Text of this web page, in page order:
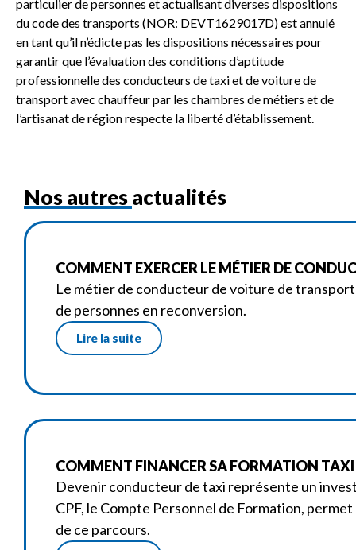
particulier de personnes et actualisant diverses dispositions
du code des transports (NOR: DEVT1629017D) est annulé
en tant qu’il n’édicte pas les dispositions nécessaires pour
garantir que l’évaluation des conditions d’aptitude
professionnelle des conducteurs de taxi et de voiture de
transport avec chauffeur par les chambres de métiers et de
l’artisanat de région respecte la liberté d’établissement.
Nos autres actualités
COMMENT EXERCER LE MÉTIER DE
Le métier de conducteur de voiture de
de personnes en reconversion.
Lire la suite
COMMENT FINANCER SA FORMATION TAXI
Devenir conducteur de taxi représente un
CPF, le Compte Personnel de Formation,
de ce parcours.